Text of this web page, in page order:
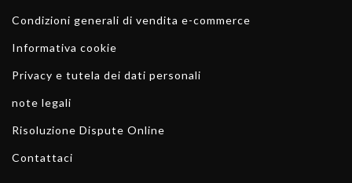
Condizioni generali di vendita e-commerce
Informativa cookie
Privacy e tutela dei dati personali
note legali
Risoluzione Dispute Online
Contattaci